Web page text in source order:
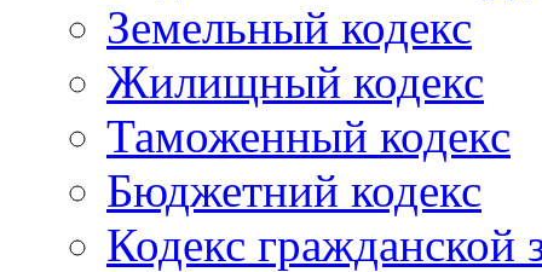
Земельный кодекс
Жилищный кодекс
Таможенный кодекс
Бюджетний кодекс
Кодекс гражданской